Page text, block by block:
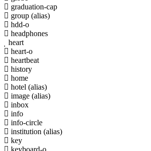
graduation-cap
group (alias)
hdd-o
headphones
heart
heart-o
heartbeat
history
home
hotel (alias)
image (alias)
inbox
info
info-circle
institution (alias)
key
keyboard-o